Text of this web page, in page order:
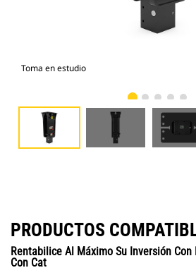
Toma en estudio
PRODUCTOS
Rentabilice Al Máximo Su Inversión
Con Cat